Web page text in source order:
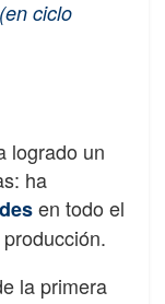
ciclo
logrado un
ha
en todo el
la primera